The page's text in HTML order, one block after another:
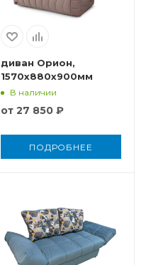
диван Орион,
1570x880x900мм
В наличии
от 27 850 ₽
ПОДРОБНЕЕ